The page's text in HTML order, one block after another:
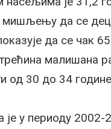
мишљењу да се
да се чак 65
малишана
од 30 до 34
је у периоду 2002-